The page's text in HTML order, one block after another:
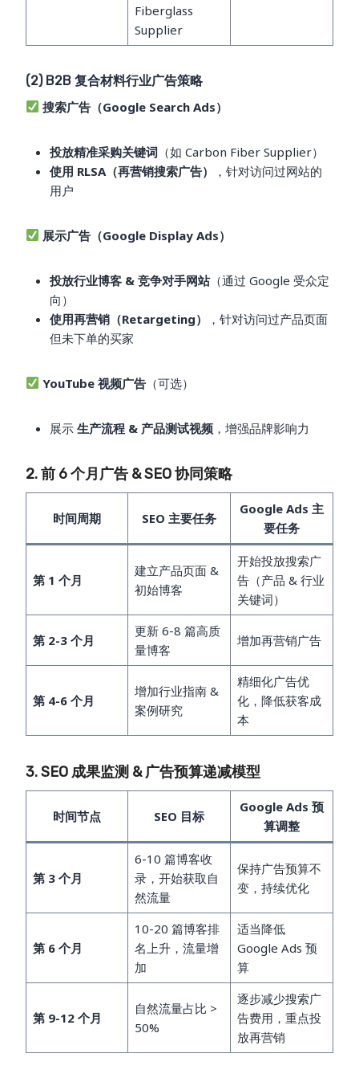
Fiberglass
Supplier
(2) B2B 复合材料行业广告策略
搜索广告（Google Search Ads）
投放精准采购关键词 （如 Carbon Fiber Supplier）
使用 RLSA（再营销搜索广告）
，针对访问过网站的
用户
展示广告（Google Display Ads）
投放行业博客 & 竞争对手网站（通过 Google 受众定
向）
使用再营销（Retargeting）
，针对访问过产品页面
但未下单的买家
YouTube 视频广告 （可选）
展示 生产流程 & 产品测试视频 ，增强品牌影响力
2. 前 6 个月广告 & SEO 协同策略
时间周期 SEO 主要任务
Google Ads 主
要任务
第 1 个月
建立产品页面 &
初始博客
开始投放搜索广
告（产品 & 行业
关键词）
第 2-3 个月
更新 6-8 篇高质
量博客
增加再营销广告
第 4-6 个月
增加行业指南 &
案例研究
精细化广告优
化，降低获客成
本
3. SEO 成果监测 & 广告预算递减模型
时间节点 SEO 目标
Google Ads 预
算调整
第 3 个月
6-10 篇博客收
录，开始获取自
然流量
保持广告预算不
变，持续优化
第 6 个月
10-20 篇博客排
名上升，流量增
加
适当降低
Google Ads 预
算
第 9-12 个月
自然流量占比 >
50%
逐步减少搜索广
告费用，重点投
放再营销